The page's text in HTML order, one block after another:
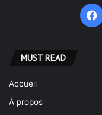
MUST READ
Accueil
À propos